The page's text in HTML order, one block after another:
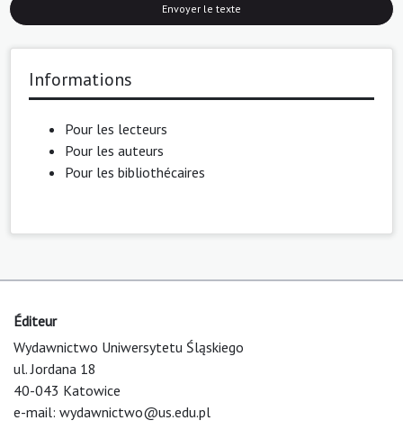
Envoyer le texte
Informations
Pour les lecteurs
Pour les auteurs
Pour les bibliothécaires
Éditeur
Wydawnictwo Uniwersytetu Śląskiego
ul. Jordana 18
40-043 Katowice
e-mail: wydawnictwo@us.edu.pl